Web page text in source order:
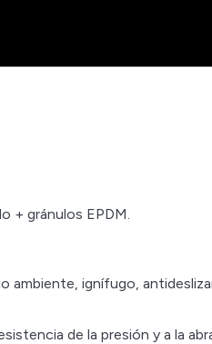
+ gránulos EPDM.
ambiente, ignífugo,
de la presión y a la